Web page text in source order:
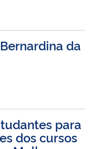
Bernardina da
para
dos cursos